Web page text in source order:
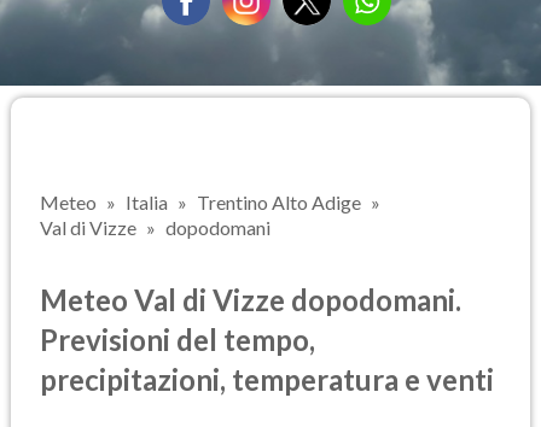
Meteo Italia
Trentino Alto Adige
Val di Vizze
dopodomani
Meteo Val di Vizze dopodomani.
Previsioni del tempo,
precipitazioni, temperatura e venti